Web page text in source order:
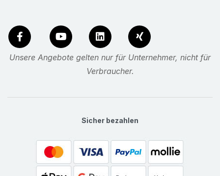
Unsere Angebote gelten nur für Unternehmer, nicht für
Verbraucher.
Sicher bezahlen